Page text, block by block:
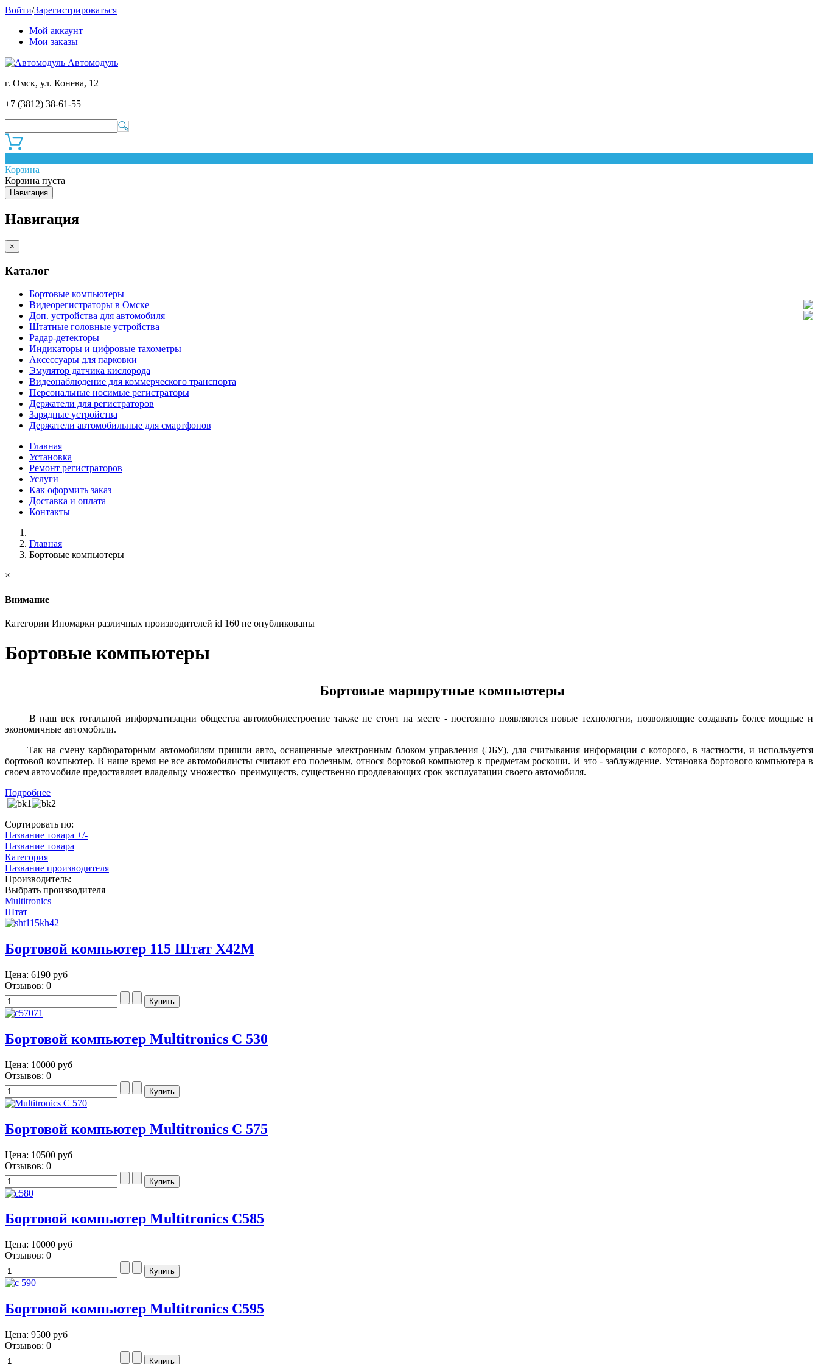
Войти/Зарегистрироваться
Мой аккаунт
Мои заказы
Автомодуль
г. Омск, ул. Конева, 12
+7 (3812) 38-61-55
Корзина
Корзина пуста
Навигация
Навигация
×
Каталог
Бортовые компьютеры
Видеорегистраторы в Омске
Доп. устройства для автомобиля
Штатные головные устройства
Радар-детекторы
Индикаторы и цифровые тахометры
Аксессуары для парковки
Эмулятор датчика кислорода
Видеонаблюдение для коммерческого транспорта
Персональные носимые регистраторы
Держатели для регистраторов
Зарядные устройства
Держатели автомобильные для смартфонов
Главная
Установка
Ремонт регистраторов
Услуги
Как оформить заказ
Доставка и оплата
Контакты
Главная|
Бортовые компьютеры
×
Внимание
Категории Иномарки различных производителей id 160 не опубликованы
Бортовые компьютеры
Бортовые маршрутные компьютеры
В наш век тотальной информатизации общества автомобилестроение также не стоит на месте - постоянно появляются новые технологии, позволяющие создавать более мощные и
экономичные автомобили.
Так на смену карбюраторным автомобилям пришли авто, оснащенные электронным блоком управления (ЭБУ), для считывания информации с которого, в частности, и используется
бортовой компьютер. В наше время не все автомобилисты считают его полезным, относя бортовой компьютер к предметам роскоши. И это - заблуждение. Установка бортового компьютера в
своем автомобиле предоставляет владельцу множество преимуществ, существенно продлевающих срок эксплуатации своего автомобиля.
Подробнее
Сортировать по:
Название товара +/-
Название товара
Категория
Название производителя
Производитель:
Выбрать производителя
Multitronics
Штат
Бортовой компьютер 115 Штат Х42М
Цена: 6190 руб
Отзывов: 0
Бортовой компьютер Multitronics C 530
Цена: 10000 руб
Отзывов: 0
Бортовой компьютер Multitronics C 575
Цена: 10500 руб
Отзывов: 0
Бортовой компьютер Multitronics C585
Цена: 10000 руб
Отзывов: 0
Бортовой компьютер Multitronics C595
Цена: 9500 руб
Отзывов: 0